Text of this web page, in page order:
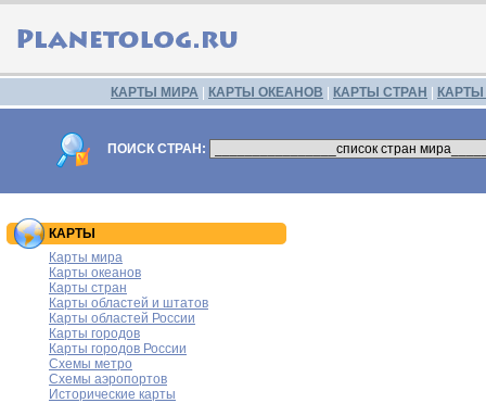
КАРТЫ МИРА КАРТЫ ОКЕАНОВ КАРТЫ СТРАН
ПОИСК СТРАН:
КАРТЫ
Карты мира
Карты океанов
Карты стран
Карты областей и штатов
Карты областей России
Карты городов
Карты городов России
Схемы метро
Схемы аэропортов
Исторические карты